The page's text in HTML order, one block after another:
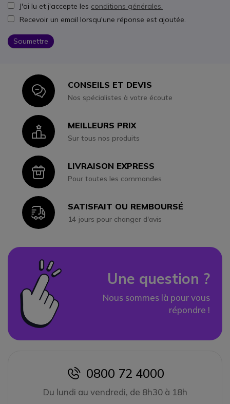
J'ai lu et j'accepte les conditions générales.
Recevoir un email lorsqu'une réponse est ajoutée.
Soumettre
IconCONSEILS ET DEVIS
Nos spécialistes à votre écoute
IconMEILLEURS PRIX
Sur tous nos produits
IconLIVRAISON EXPRESS
Pour toutes les commandes
IconSATISFAIT OU REMBOURSÉ
14 jours pour changer d'avis
Une question ?
Nous sommes là pour vous
répondre !
icon
0800 72 4000
Du lundi au vendredi, de 8h30 à 18h